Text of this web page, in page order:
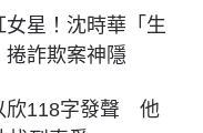
星！沈時華「生
詐欺案神隱
欣118字發聲 他